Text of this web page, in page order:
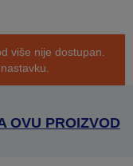
više nije dostupan.
OVU PROIZVOD